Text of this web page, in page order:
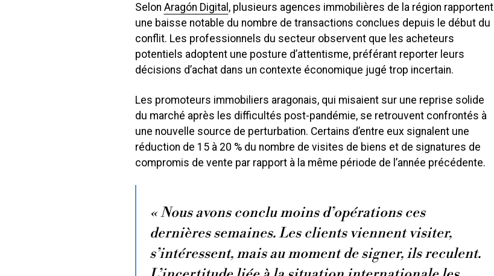
Selon Aragón Digital , plusieurs agences immobilières de la région rapportent
une baisse notable du nombre de transactions conclues depuis le début du
conflit. Les professionnels du secteur observent que les acheteurs
potentiels adoptent une posture d’attentisme, préférant reporter leurs
décisions d’achat dans un contexte économique jugé trop incertain.
Les promoteurs immobiliers aragonais, qui misaient sur une reprise solide
du marché après les difficultés post-pandémie, se retrouvent confrontés à
une nouvelle source de perturbation. Certains d’entre eux signalent une
réduction de 15 à 20 % du nombre de visites de biens et de signatures de
compromis de vente par rapport à la même période de l’année précédente.
« Nous avons conclu moins d’opérations ces
dernières semaines. Les clients viennent visiter,
s’intéressent, mais au moment de signer, ils reculent.